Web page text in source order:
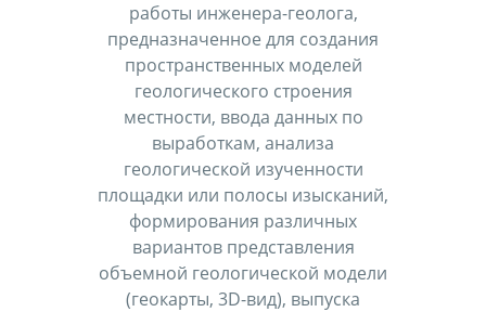
работы инженера-геолога,
предназначенное для создания
пространственных моделей
геологического строения
местности, ввода данных по
выработкам, анализа
геологической изученности
площадки или полосы изысканий,
формирования различных
вариантов представления
объемной геологической модели
(геокарты, 3D-вид), выпуска